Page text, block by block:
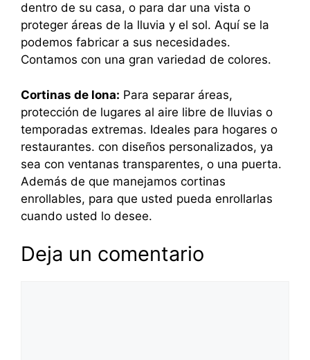
dentro de su casa, o para dar una vista o
proteger áreas de la lluvia y el sol. Aquí se la
podemos fabricar a sus necesidades.
Contamos con una gran variedad de colores.
Cortinas de lona: Para separar áreas,
protección de lugares al aire libre de lluvias o
temporadas extremas. Ideales para hogares o
restaurantes. con diseños personalizados, ya
sea con ventanas transparentes, o una puerta.
Además de que manejamos cortinas
enrollables, para que usted pueda enrollarlas
cuando usted lo desee.
Deja un comentario